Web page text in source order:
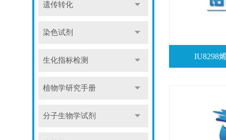
遗传转化
染色试剂
生化指标检测
植物学研究手册
分子生物学试剂
IU8298